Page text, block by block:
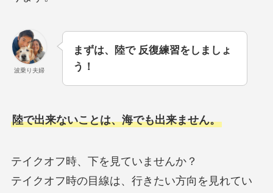
波乗り夫婦
まずは、陸で 反復練習をしましょ
う！
陸で出来ないことは、海でも出来ません。
テイクオフ時、下を見ていませんか？
テイクオフ時の目線は、行きたい方向を見れてい